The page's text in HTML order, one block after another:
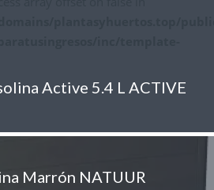
Active 5.4 L ACTIVE
Marrón NATUUR